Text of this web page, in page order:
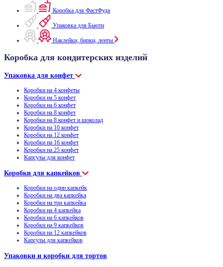
Коробка для ФастФуда
Упаковка для Бьюти
Наклейки, бирки, ленты
Коробка для кондитерских изделий
Упаковка для конфет
Коробки на 4 конфеты
Коробки на 5 конфет
Коробки на 6 конфет
Коробки на 8 конфет
Коробки на 8 конфет и шоколад
Коробки на 10 конфет
Коробки на 12 конфет
Коробки на 16 конфет
Коробки на 25 конфет
Капсулы для конфет
Коробки для капкейков
Коробки на один капкейк
Коробки на два капкейка
Коробки на три капкейка
Коробки на 4 капкейка
Коробки на 6 капкейков
Коробки на 9 капкейков
Коробки на 12 капкейков
Капсулы для капкейков
Упаковки и коробки для тортов